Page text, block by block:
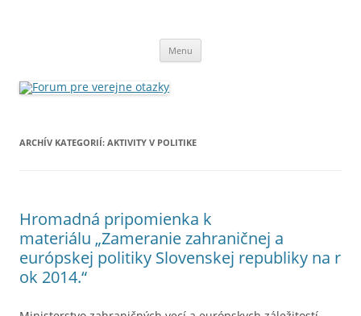
Menu
ARCHÍV KATEGORIÍ: AKTIVITY V POLITIKE
Hromadná pripomienka k
materiálu „Zameranie zahraničnej a
európskej politiky Slovenskej republiky na r
ok 2014.“